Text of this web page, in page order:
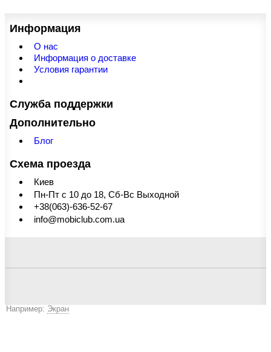
Например: Экран
Информация
О нас
Информация о доставке
Условия гарантии
Служба поддержки
Дополнительно
Блог
Схема проезда
Киев
Пн-Пт с 10 до 18, Сб-Вс Выходной
+38(063)-636-52-67
info@mobiclub.com.ua